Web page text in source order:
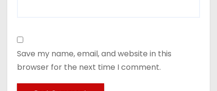
Save my name, email, and website in this
browser for the next time I comment.